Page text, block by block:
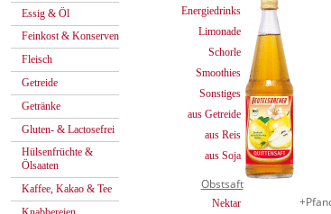
Essig & Öl
Feinkost & Konserven
Fleisch
Getreide
Getränke
Gluten- & Lactosefrei
Hülsenfrüchte &
Ölsaaten
Kaffee, Kakao & Tee
Energiedrinks
Limonade
Schorle
Smoothies
Sonstiges
aus Getreide
aus Reis
aus Soja
Obstsaft
Nektar